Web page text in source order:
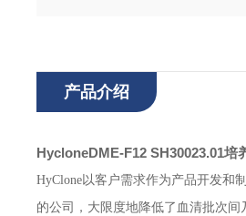
产品介绍
HycloneDME-F12 SH30023.01培
HyClone以客户需求作为产品开发和
的公司，大限度地降低了血清批次间